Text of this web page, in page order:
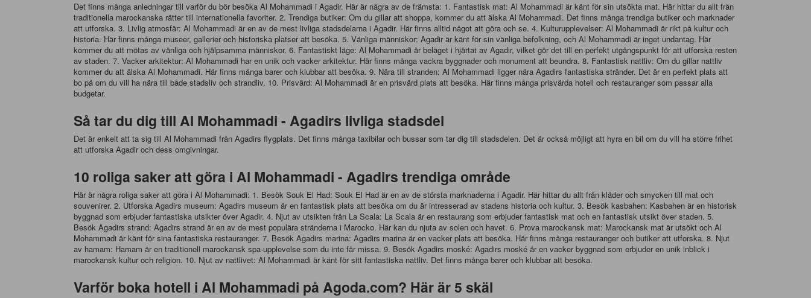
Det finns många anledningar till varför du bör besöka Al Mohammadi i Agadir. Här är några av de främsta: 1. Fantastisk mat: Al Mohammadi är känt för sin utsökta mat. Här hittar du allt från
traditionella marockanska rätter till internationella favoriter. 2. Trendiga butiker: Om du gillar att shoppa, kommer du att älska Al Mohammadi. Det finns många trendiga butiker och marknader
att utforska. 3. Livlig atmosfär: Al Mohammadi är en av de mest livliga stadsdelarna i Agadir. Här finns alltid något att göra och se. 4. Kulturupplevelser: Al Mohammadi är rikt på kultur och
historia. Här finns många museer, gallerier och historiska platser att besöka. 5. Vänliga människor: Agadir är känt för sin vänliga befolkning, och Al Mohammadi är inget undantag. Här
kommer du att mötas av vänliga och hjälpsamma människor. 6. Fantastiskt läge: Al Mohammadi är beläget i hjärtat av Agadir, vilket gör det till en perfekt utgångspunkt för att utforska resten
av staden. 7. Vacker arkitektur: Al Mohammadi har en unik och vacker arkitektur. Här finns många vackra byggnader och monument att beundra. 8. Fantastisk nattliv: Om du gillar nattliv
kommer du att älska Al Mohammadi. Här finns många barer och klubbar att besöka. 9. Nära till stranden: Al Mohammadi ligger nära Agadirs fantastiska stränder. Det är en perfekt plats att
bo på om du vill ha nära till både stadsliv och strandliv. 10. Prisvärd: Al Mohammadi är en prisvärd plats att besöka. Här finns många prisvärda hotell och restauranger som passar alla
budgetar.
Så tar du dig till Al Mohammadi - Agadirs livliga stadsdel
Det är enkelt att ta sig till Al Mohammadi från Agadirs flygplats. Det finns många taxibilar och bussar som tar dig till stadsdelen. Det är också möjligt att hyra en bil om du vill ha större frihet
att utforska Agadir och dess omgivningar.
10 roliga saker att göra i Al Mohammadi - Agadirs trendiga område
Här är några roliga saker att göra i Al Mohammadi: 1. Besök Souk El Had: Souk El Had är en av de största marknaderna i Agadir. Här hittar du allt från kläder och smycken till mat och
souvenirer. 2. Utforska Agadirs museum: Agadirs museum är en fantastisk plats att besöka om du är intresserad av stadens historia och kultur. 3. Besök kasbahen: Kasbahen är en historisk
byggnad som erbjuder fantastiska utsikter över Agadir. 4. Njut av utsikten från La Scala: La Scala är en restaurang som erbjuder fantastisk mat och en fantastisk utsikt över staden. 5.
Besök Agadirs strand: Agadirs strand är en av de mest populära stränderna i Marocko. Här kan du njuta av solen och havet. 6. Prova marockansk mat: Marockansk mat är utsökt och Al
Mohammadi är känt för sina fantastiska restauranger. 7. Besök Agadirs marina: Agadirs marina är en vacker plats att besöka. Här finns många restauranger och butiker att utforska. 8. Njut
av hamam: Hamam är en traditionell marockansk spa-upplevelse som du inte får missa. 9. Besök Agadirs moské: Agadirs moské är en vacker byggnad som erbjuder en unik inblick i
marockansk kultur och religion. 10. Njut av nattlivet: Al Mohammadi är känt för sitt fantastiska nattliv. Det finns många barer och klubbar att besöka.
Varför boka hotell i Al Mohammadi på Agoda.com? Här är 5 skäl